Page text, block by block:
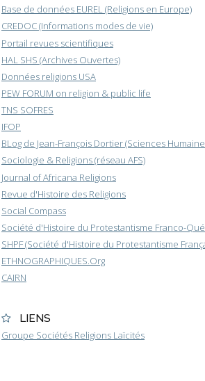
Base de données EUREL (Religions en Europe)
CREDOC (Informations modes de vie)
Portail revues scientifiques
HAL SHS (Archives Ouvertes)
Données religions USA
PEW FORUM on religion & public life
TNS SOFRES
IFOP
BLog de Jean-François Dortier (Sciences
Sociologie & Religions (réseau AFS)
Journal of Africana Religions
Revue d'Histoire des Religions
Social Compass
Société d'Histoire du Protestantisme Franco-
SHPF (Société d'Histoire du Protestantisme
ETHNOGRAPHIQUES.Org
CAIRN
LIENS
Groupe Sociétés Religions Laïcités